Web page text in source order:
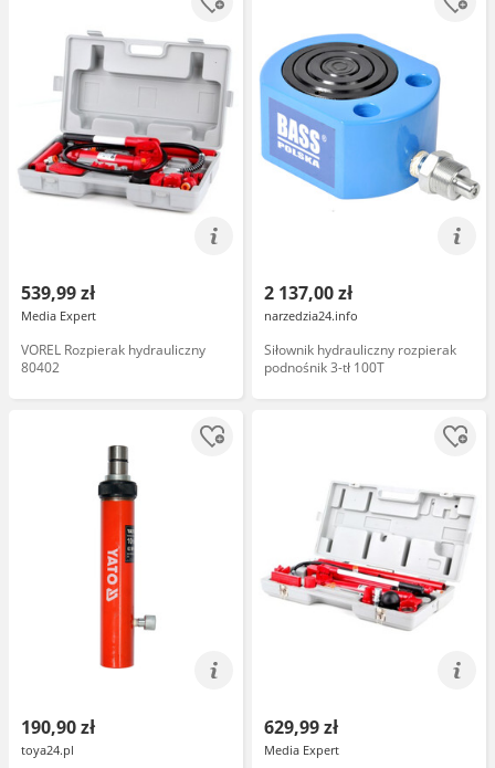
539,99 zł
Media Expert
VOREL Rozpierak hydrauliczny
80402
2 137,00 zł
narzedzia24.info
Siłownik hydrauliczny rozpierak
podnośnik 3-tł 100T
190,90 zł
toya24.pl
629,99 zł
Media Expert